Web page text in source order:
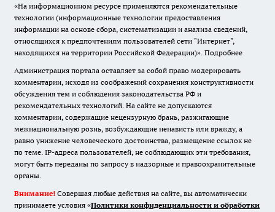
«На информационном ресурсе применяются рекомендательные
технологии (информационные технологии предоставления
информации на основе сбора, систематизации и анализа сведений,
относящихся к предпочтениям пользователей сети "Интернет",
находящихся на территории Российской Федерации)». Подробнее
Администрация портала оставляет за собой право модерировать
комментарии, исходя из соображений сохранения конструктивности
обсуждения тем и соблюдения законодательства РФ и
рекомендательных технологий. На сайте не допускаются
комментарии, содержащие нецензурную брань, разжигающие
межнациональную рознь, возбуждающие ненависть или вражду, а
равно унижение человеческого достоинства, размещение ссылок не
по теме. IP-адреса пользователей, не соблюдающих эти требования,
могут быть переданы по запросу в надзорные и правоохранительные
органы.
Внимание! Совершая любые действия на сайте, вы автоматически
принимаете условия «Политики конфиденциальности и обработки